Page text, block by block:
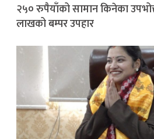
२५० रुपैयाँको सामान किनेका
लाखको बम्पर उपहार